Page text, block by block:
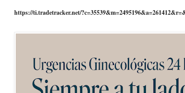
https://ti.tradetracker.net/